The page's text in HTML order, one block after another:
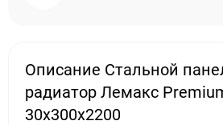
Описание Стальной
радиатор Лемакс
30х300х2200